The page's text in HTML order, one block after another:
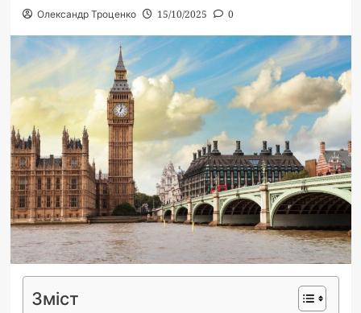
Олександр Троценко 15/10/2025 0
Зміст